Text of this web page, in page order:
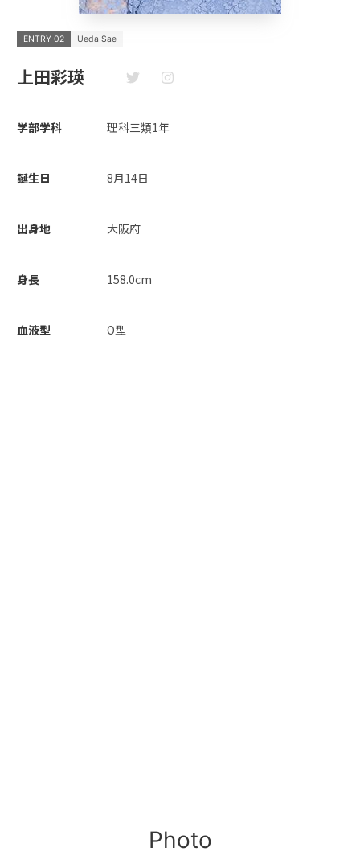
ENTRY 02 Ueda Sae
上田彩瑛
学部学科 理科三類1年
誕生日 8月14日
出身地 大阪府
身長 158.0cm
血液型 O型
Photo